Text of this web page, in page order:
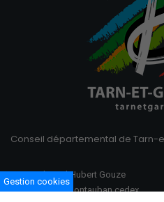
Conseil départemental de Tarn-
100 Boulevard Hubert Gouze
BP 783 82013 Montauban cedex
Gestion cookies